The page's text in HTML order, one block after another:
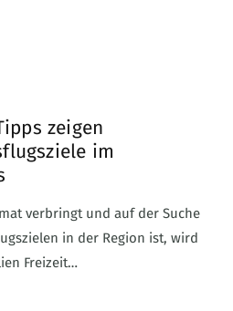
zeigen
im
verbringt und auf der Suche
in der Region ist, wird
Freizeit…